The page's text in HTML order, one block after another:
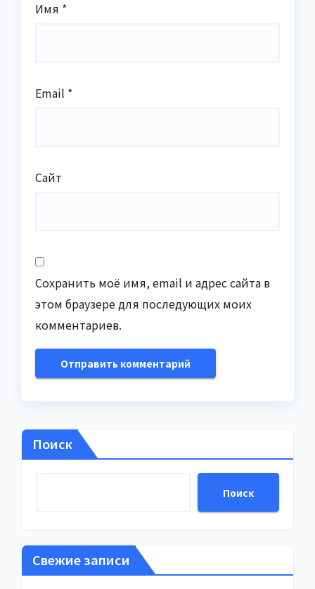
Имя *
Email *
Сайт
Сохранить моё имя, email и адрес сайта в
этом браузере для последующих моих
комментариев.
Поиск
Поиск
Свежие записи